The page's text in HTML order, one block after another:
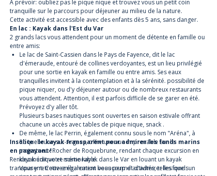
A prévoir: oubliez pas le pique nique et trouvez vous un petit coin
tranquille sur le parcours pour déjeuner au milieu de la nature.
Cette activité est accessible avec des enfants dès 5 ans, sans danger.
En lac : Kayak dans l'Est du Var
2 grands lacs vous attendent pour un moment de détente en famille ou
entre amis:
Le lac de Saint-Cassien dans le Pays de Fayence, dit le lac
d'émeraude, entouré de collines verdoyantes, est un lieu privilégié
pour une sortie en kayak en famille ou entre amis. Ses eaux
tranquilles invitent à la contemplation et à la sérénité. possibilité de
pique niquer, ou d'y déjeuner autour ou de nombreux restaurants
vous attendent. Attention, il est parfois difficile de se garer en été.
Prévoyez d'y aller tôt.
Plusieurs bases nautiques sont ouvertes en saison estivale offrant
chacune un accès avec tables de pique nique, snack .
De même, le lac Perrin, également connu sous le nom "Aréna", à
Roquebrune-sur-Argens, offre une vue imprenable sur le
majestueux Rocher de Roquebrune, rendant chaque excursion en
kayak unique et mémorable.
Vous y retrouvez également beaucoup d'activités, telles que : un
Insolite : le kayak transparent pour admirer les fonds marins
en pagayant !
Rendez inédit votre sortie kayak dans le Var en louant un kayak
transparent. Cette embarcation vous permet d'admirer les fonds